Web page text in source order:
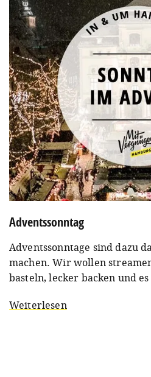
Adventssonntag
Adventssonntage sind dazu
machen. Wir wollen
basteln, lecker backen und
Weiterlesen